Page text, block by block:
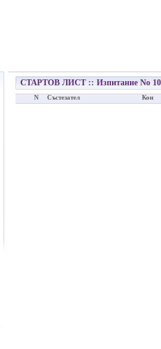
СТАРТОВ ЛИСТ :: Изпитание No
N Състезател Кон